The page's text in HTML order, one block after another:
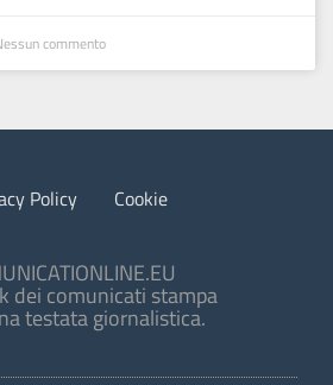
commento
Policy Cookie
dei comunicati stampa
testata giornalistica.